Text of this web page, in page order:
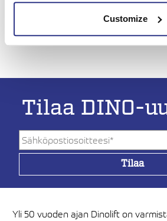
Customize
Tilaa DINO-
Yli 50 vuoden ajan Dinolift on